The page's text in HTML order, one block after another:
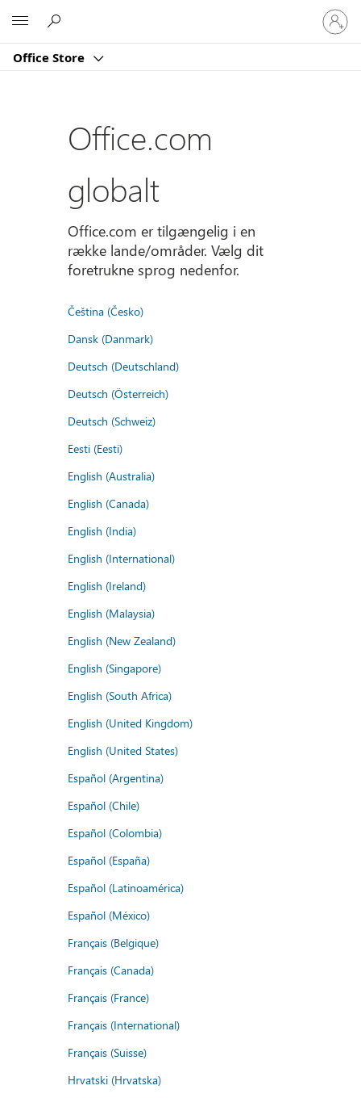
Office Store
Log
på
din
Office.com
globalt
Office.com er tilgængelig i en
række lande/områder. Vælg dit
foretrukne sprog nedenfor.
Čeština (Česko)
Dansk (Danmark)
Deutsch (Deutschland)
Deutsch (Österreich)
Deutsch (Schweiz)
Eesti (Eesti)
English (Australia)
English (Canada)
English (India)
English (International)
English (Ireland)
English (Malaysia)
English (New Zealand)
English (Singapore)
English (South Africa)
English (United Kingdom)
English (United States)
Español (Argentina)
Español (Chile)
Español (Colombia)
Español (España)
Español (Latinoamérica)
Español (México)
Français (Belgique)
Français (Canada)
Français (France)
Français (International)
Français (Suisse)
Hrvatski (Hrvatska)